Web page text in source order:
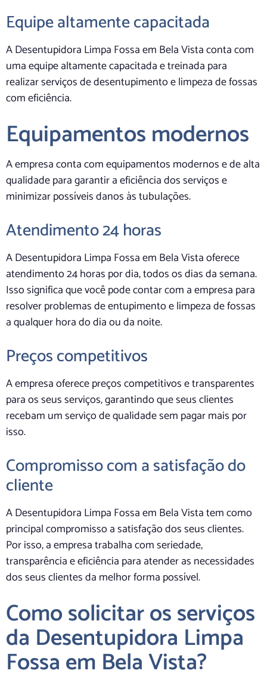
Equipe altamente capacitada
A Desentupidora Limpa Fossa em Bela Vista conta com
uma equipe altamente capacitada e treinada para
realizar serviços de desentupimento e limpeza de fossas
com eficiência.
Equipamentos modernos
A empresa conta com equipamentos modernos e de alta
qualidade para garantir a eficiência dos serviços e
minimizar possíveis danos às tubulações.
Atendimento 24 horas
A Desentupidora Limpa Fossa em Bela Vista oferece
atendimento 24 horas por dia, todos os dias da semana.
Isso significa que você pode contar com a empresa para
resolver problemas de entupimento e limpeza de fossas
a qualquer hora do dia ou da noite.
Preços competitivos
A empresa oferece preços competitivos e transparentes
para os seus serviços, garantindo que seus clientes
recebam um serviço de qualidade sem pagar mais por
isso.
Compromisso com a satisfação do
cliente
A Desentupidora Limpa Fossa em Bela Vista tem como
principal compromisso a satisfação dos seus clientes.
Por isso, a empresa trabalha com seriedade,
transparência e eficiência para atender as necessidades
dos seus clientes da melhor forma possível.
Como solicitar os serviços
da Desentupidora Limpa
Fossa em Bela Vista?